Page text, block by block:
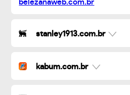
stanley1913.com.br
kabum.com.br